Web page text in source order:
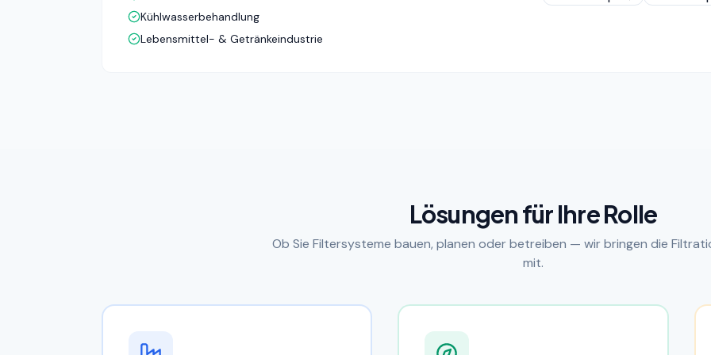
Kühlwasserbehandlung
Lebensmittel- & Getränkeindustrie
Lösungen für Ihre Rolle
Ob Sie Filtersysteme bauen, planen oder betreiben — wir bringen die
mit.